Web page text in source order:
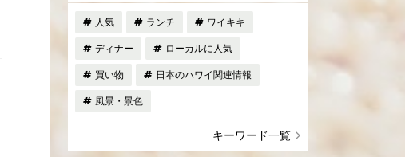
人気 ランチ ワイキキ
ディナー ローカルに人気
買い物 日本のハワイ関連情報
風景・景色
キーワード一覧